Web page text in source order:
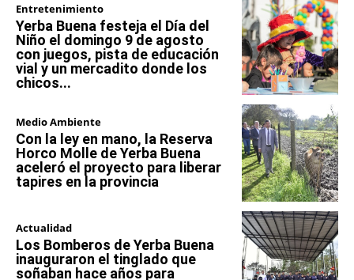
Entretenimiento
Yerba Buena festeja el Día del
Niño el domingo 9 de agosto
con juegos, pista de educación
vial y un mercadito donde los
chicos...
Medio Ambiente
Con la ley en mano, la Reserva
Horco Molle de Yerba Buena
aceleró el proyecto para liberar
tapires en la provincia
Actualidad
Los Bomberos de Yerba Buena
inauguraron el tinglado que
soñaban hace años para